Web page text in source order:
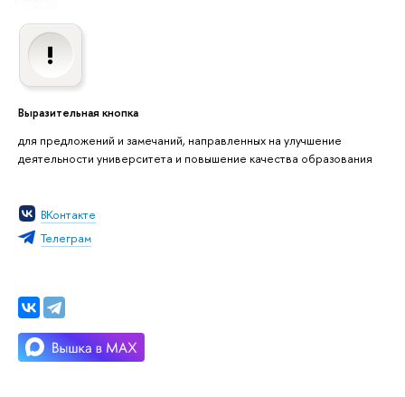
Выразительная кнопка
для предложений и замечаний, направленных на улучшение
деятельности университета и повышение качества образования
ВКонтакте
Телеграм